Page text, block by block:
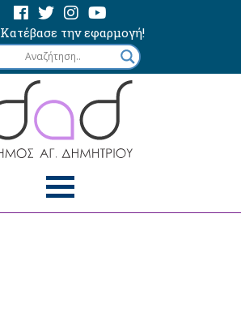
Κατέβασε την εφαρμογή!